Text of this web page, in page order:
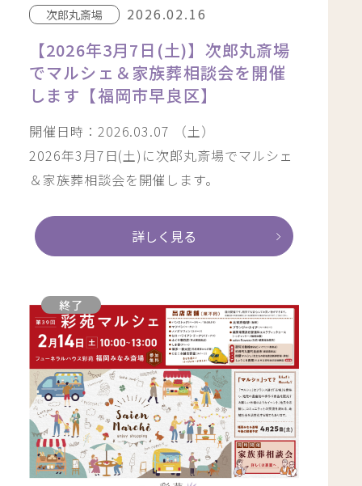
次郎丸斎場 2026.02.16
【2026年3月7日(土)】次郎丸斎場
でマルシェ＆家族葬相談会を開催
します【福岡市早良区】
開催日時：2026.03.07 （土）
2026年3月7日(土)に次郎丸斎場でマルシェ
＆家族葬相談会を開催します。
詳しく見る
終了